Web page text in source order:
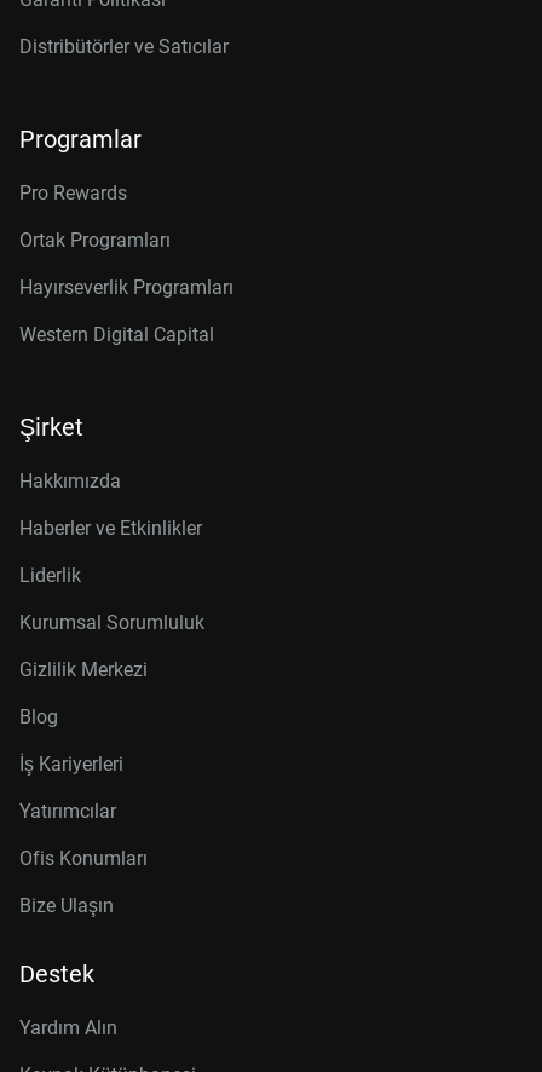
Distribütörler ve Satıcılar
Programlar
Pro Rewards
Ortak Programları
Hayırseverlik Programları
Western Digital Capital
Şirket
Hakkımızda
Haberler ve Etkinlikler
Liderlik
Kurumsal Sorumluluk
Gizlilik Merkezi
Blog
İş Kariyerleri
Yatırımcılar
Ofis Konumları
Bize Ulaşın
Destek
Yardım Alın